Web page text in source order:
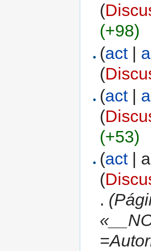
(
(+98)
(act|
(
(act|
(
(+53)
(act|
(
.